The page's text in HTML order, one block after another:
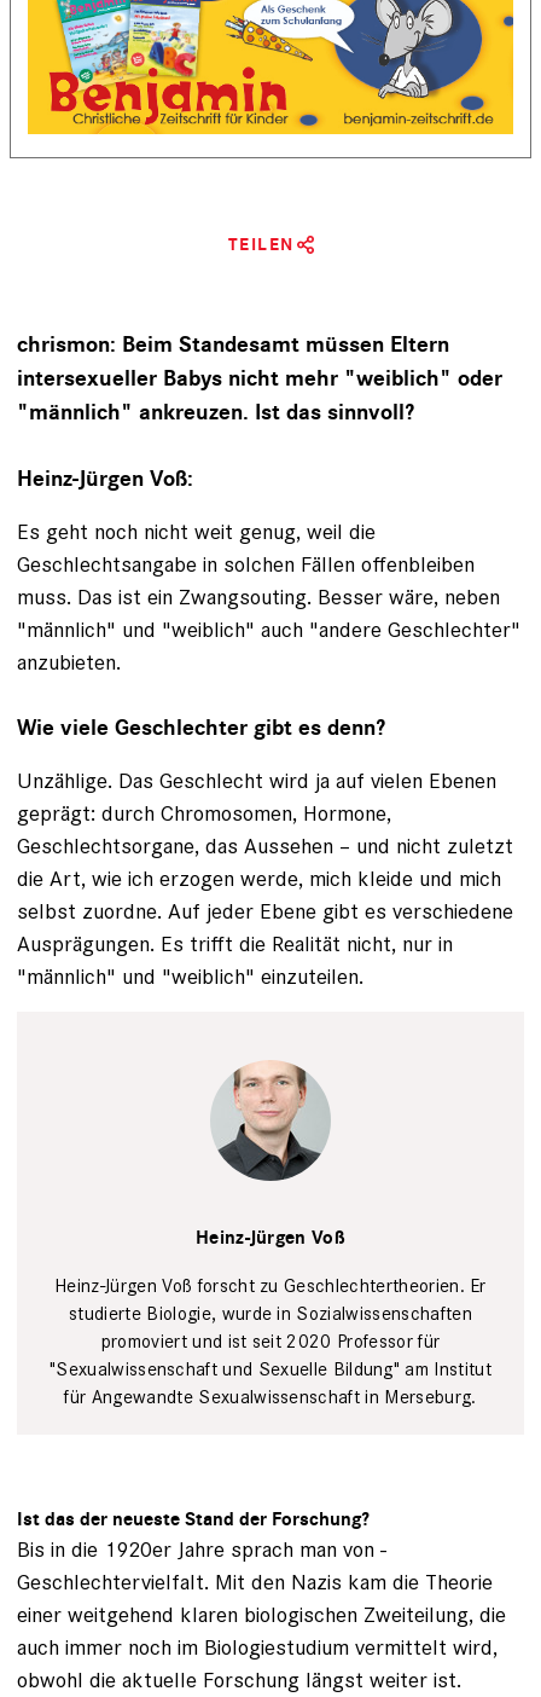
TEILEN
chrismon: Beim Standesamt müssen Eltern
intersexueller Babys nicht mehr "weiblich" oder
"männlich" ankreuzen. Ist das sinnvoll?
Heinz-Jürgen Voß:
Es geht noch nicht weit genug, weil die
Geschlechtsangabe in solchen Fällen offenbleiben
muss. Das ist ein Zwangsouting. Besser wäre, neben
"männlich" und "weiblich" auch "andere Geschlechter"
anzubieten.
Wie viele Geschlechter gibt es denn?
Unzählige. Das Geschlecht wird ja auf vielen Ebenen
geprägt: durch Chromosomen, Hormone,
Geschlechtsorgane, das Aussehen – und nicht zuletzt
die Art, wie ich erzogen werde, mich kleide und mich
selbst zuordne. Auf jeder Ebene gibt es verschiedene
Ausprägungen. Es trifft die Realität nicht, nur in
"männlich" und "weiblich" einzuteilen.
Heinz-Jürgen Voß
Heinz-Jürgen Voß forscht zu Geschlechtertheorien. Er
studierte Biologie, wurde in Sozialwissenschaften
promoviert und ist seit 2020 Professor für
"Sexualwissenschaft und Sexuelle Bildung" am Institut
für Angewandte Sexualwissenschaft in Merseburg.
Ist das der neueste Stand der Forschung?
Bis in die 1920er Jahre sprach man von ­
Geschlechtervielfalt. Mit den Nazis kam die Theorie
einer weitgehend klaren biologi­schen Zweiteilung, die
auch immer noch im Biologiestudium vermittelt wird,
obwohl die aktuelle Forschung längst weiter ist.